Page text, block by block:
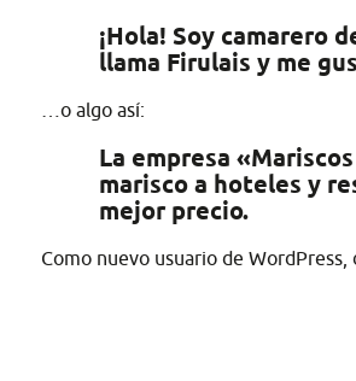
¡Hola! Soy camarero
llama Firulais y me
…o algo así:
La empresa
marisco a hoteles y
mejor precio.
Como nuevo usuario de WordPress,